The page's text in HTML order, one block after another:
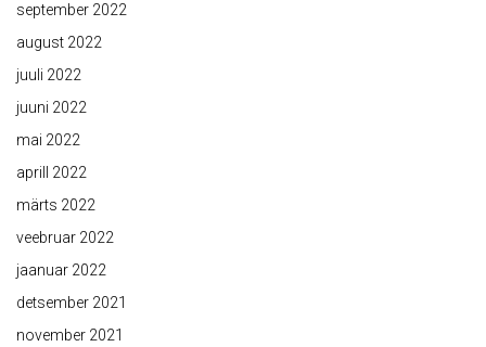
september 2022
august 2022
juuli 2022
juuni 2022
mai 2022
aprill 2022
märts 2022
veebruar 2022
jaanuar 2022
detsember 2021
november 2021